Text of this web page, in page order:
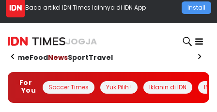
Baca artikel IDN Times lainnya di IDN App Install
JOGJA
HomeFoodNewsSportTravel
For
You
Soccer Times Yuk Pilih ! Iklanin di IDN